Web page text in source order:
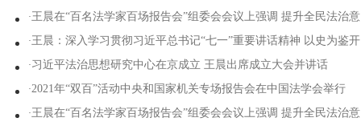
·王晨在“百名法学家百场报告会”组委会会议上强调 提升全民法治意
·王晨：深入学习贯彻习近平总书记“七一”重要讲话精神 以史为鉴开
·习近平法治思想研究中心在京成立 王晨出席成立大会并讲话
·2021年“双百”活动中央和国家机关专场报告会在中国法学会举行
·王晨在“百名法学家百场报告会”组委会会议上强调 提升全民法治意